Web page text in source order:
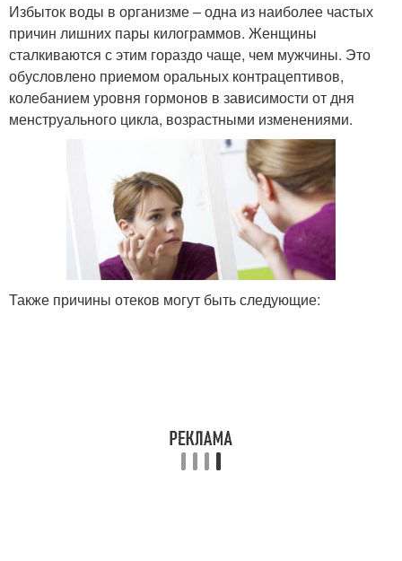
Избыток воды в организме – одна из наиболее частых
причин лишних пары килограммов. Женщины
сталкиваются с этим гораздо чаще, чем мужчины. Это
обусловлено приемом оральных контрацептивов,
колебанием уровня гормонов в зависимости от дня
менструального цикла, возрастными изменениями.
Также причины отеков могут быть следующие: